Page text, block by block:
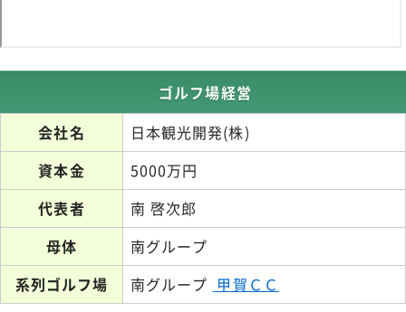
ゴルフ場経営
会社名
日本観光開発(株)
資本金
5000万円
代表者
南 啓次郎
母体
南グループ
系列ゴルフ場
南グループ 甲賀ＣＣ